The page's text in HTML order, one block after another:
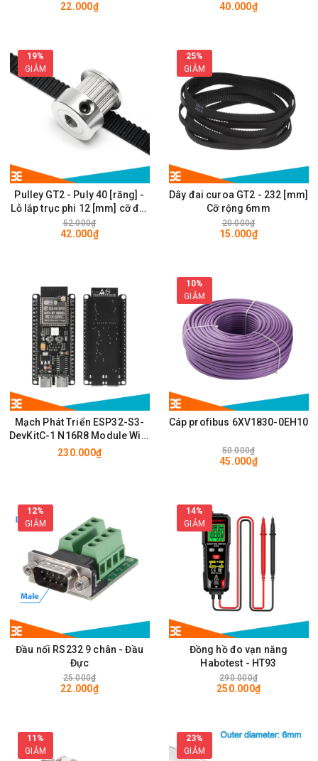
22.000₫ 28 x 28mm
40.000₫
19%
GIẢM
Pulley GT2 - Puly 40 [răng] -
Lỗ lắp trục phi 12 [mm] cỡ đai
rộng 6mm
52.000₫
42.000₫
25%
GIẢM
Dây đai curoa GT2 - 232 [mm]
Cỡ rộng 6mm
20.000₫
15.000₫
Mạch Phát Triển ESP32-S3-
DevKitC-1 N16R8 Module Wifi,
BLE có chân cắm ăng ten
230.000₫
10%
GIẢM
Cáp profibus 6XV1830-0EH10
50.000₫
45.000₫
12%
GIẢM
Đầu nối RS232 9 chân - Đầu
Đực
25.000₫
22.000₫
14%
GIẢM
Đồng hồ đo vạn năng
Habotest - HT93
290.000₫
250.000₫
11%
GIẢM
23%
GIẢM